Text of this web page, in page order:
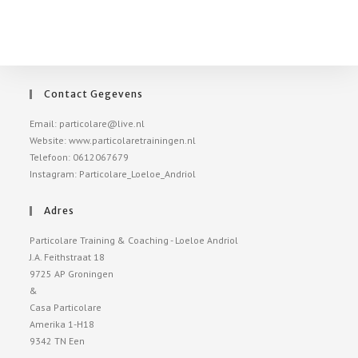
Contact Gegevens
Email: particolare@live.nl
Website: www.particolaretrainingen.nl
Telefoon: 0612067679
Instagram: Particolare_Loeloe_Andriol
Adres
Particolare Training & Coaching - Loeloe Andriol
J.A. Feithstraat 18
9725 AP Groningen
&
Casa Particolare
Amerika 1-H18
9342 TN Een